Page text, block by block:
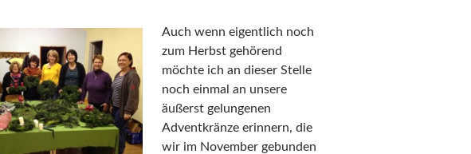
Auch wenn eigentlich noch
zum Herbst gehörend
möchte ich an dieser Stelle
noch einmal an unsere
äußerst gelungenen
Adventkränze erinnern, die
wir im November gebunden